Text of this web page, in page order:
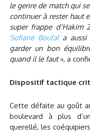
le genre de match qui
continuer à rester haut
super frappe d’Hakim
Sofiane Boufala aussi
garder un bon
quand il le faut», a
Dispositif tactique
Cette défaite au goût
boulevard à plus
querellé, les